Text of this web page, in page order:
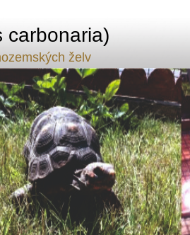
carbonaria)
želv